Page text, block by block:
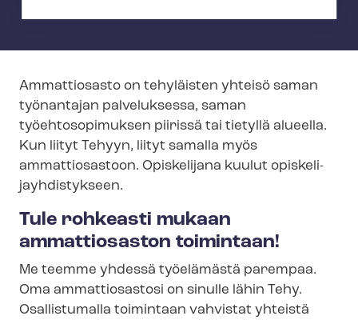
Ammattiosasto on tehyläisten yhteisö saman
työnantajan palveluksessa, saman
työehtosopimuksen piirissä tai tietyllä alueella.
Kun liityt Tehyyn, liityt samalla myös
ammattiosastoon. Opiskelijana kuulut opis­ke­li­
jayh­dis­tyk­seen.
Tule rohkeasti mukaan
ammattiosaston toimintaan!
Me teemme yhdessä työelämästä parempaa.
Oma ammattiosastosi on sinulle lähin Tehy.
Osallistumalla toimintaan vahvistat yhteistä